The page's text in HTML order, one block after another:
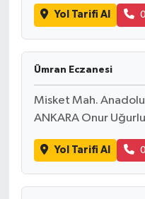
Yol Tarifi Al
Ümran Eczanesi
Misket Mah.
ANKARA Onur Uğurlu
Yol Tarifi Al